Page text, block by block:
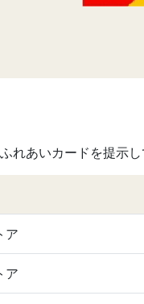
れあいカードを提示
ア
ア